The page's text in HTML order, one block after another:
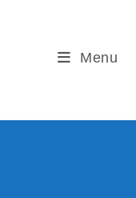
Menu